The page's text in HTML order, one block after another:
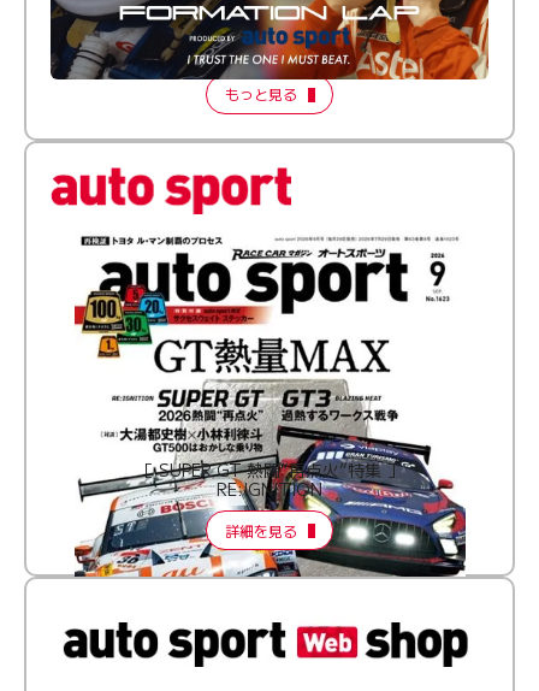
倒す相手を、信じてる。小林利徠斗 × 野村勇斗
【FORMATION LAP Produced by auto sport】
2026 Episode 2
もっと見る
［ SUPER GT 熱闘“再点火”特集 ］
RE:IGNITION
詳細を見る